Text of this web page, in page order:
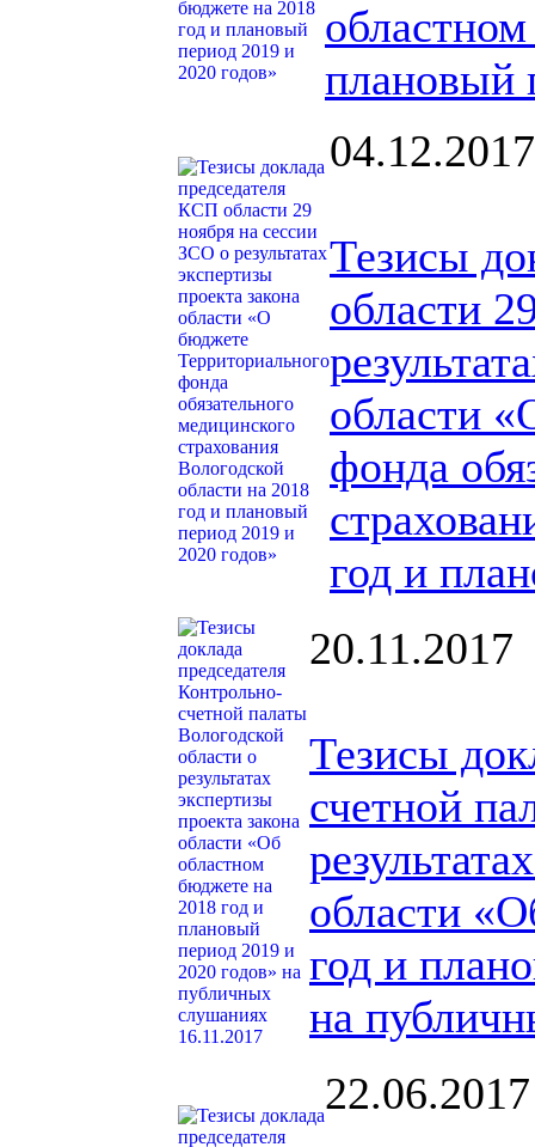
плановый
04.12.2017
Тезисы
области
области
фонда
год и
20.11.2017
Тезисы
счетной
области
год и
на
22.06.2017